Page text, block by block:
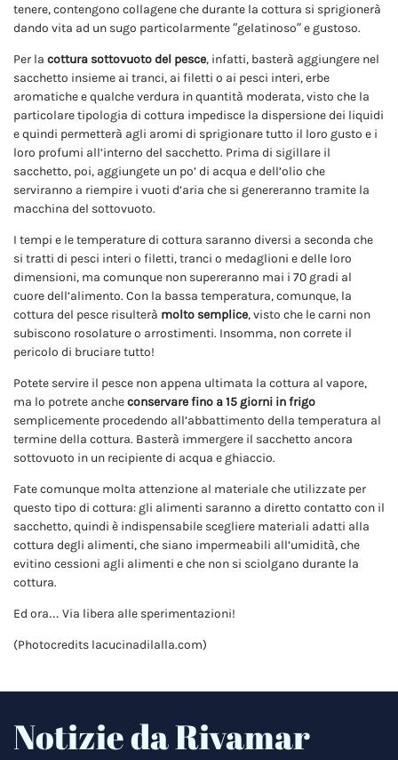
tenere, contengono collagene che durante la cottura si sprigionerà
dando vita ad un sugo particolarmente “gelatinoso” e gustoso.
Per la cottura sottovuoto del pesce, infatti, basterà aggiungere nel
sacchetto insieme ai tranci, ai filetti o ai pesci interi, erbe
aromatiche e qualche verdura in quantità moderata, visto che la
particolare tipologia di cottura impedisce la dispersione dei liquidi
e quindi permetterà agli aromi di sprigionare tutto il loro gusto e i
loro profumi all’interno del sacchetto. Prima di sigillare il
sacchetto, poi, aggiungete un po’ di acqua e dell’olio che
serviranno a riempire i vuoti d’aria che si genereranno tramite la
macchina del sottovuoto.
I tempi e le temperature di cottura saranno diversi a seconda che
si tratti di pesci interi o filetti, tranci o medaglioni e delle loro
dimensioni, ma comunque non supereranno mai i 70 gradi al
cuore dell’alimento. Con la bassa temperatura, comunque, la
cottura del pesce risulterà molto semplice, visto che le carni non
subiscono rosolature o arrostimenti. Insomma, non correte il
pericolo di bruciare tutto!
Potete servire il pesce non appena ultimata la cottura al vapore,
ma lo potrete ancheconservare fino a 15 giorni in frigo
semplicemente procedendo all’abbattimento della temperatura al
termine della cottura. Basterà immergere il sacchetto ancora
sottovuoto in un recipiente di acqua e ghiaccio.
Fate comunque molta attenzione al materiale che utilizzate per
questo tipo di cottura: gli alimenti saranno a diretto contatto con il
sacchetto, quindi è indispensabile scegliere materiali adatti alla
cottura degli alimenti, che siano impermeabili all’umidità, che
evitino cessioni agli alimenti e che non si sciolgano durante la
cottura.
Ed ora… Via libera alle sperimentazioni!
(Photocredits lacucinadilalla.com)
Notizie da Rivamar